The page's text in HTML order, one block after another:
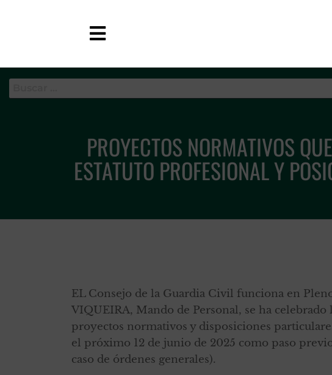
APC-GC
PROYECTOS NORMATIVOS
ESTATUTO PROFESIONAL Y
EL Consejo de la Guardia Civil funciona en
VIQUEIRA, Mando de Personal, se ha
proyectos normativos y disposiciones
el próximo 12 de junio de 2025 como paso
caso de órdenes generales).